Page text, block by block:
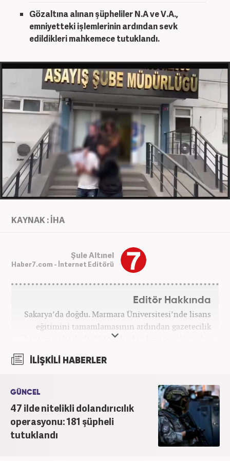
Gözaltına alınan şüpheliler N.A ve V.A.,
emniyetteki işlemlerinin ardından sevk
edildikleri mahkemece tutuklandı.
KAYNAK : İHA
Şule Altınel
Haber7.com - İnternet Editörü
Editör Hakkında
Sakarya’da doğdu. Marmara Üniversitesi’nde lisans
eğitimini tamamlamasının ardından gazetecilik
kariyerine başladı. 2016 yılından beri çeşitli medya
itibaren Haber7’de ‘gündem editörü’ olarak
İLİŞKİLİ HABERLER
GÜNCEL
47 ilde nitelikli dolandırıcılık
operasyonu: 181 şüpheli
tutuklandı